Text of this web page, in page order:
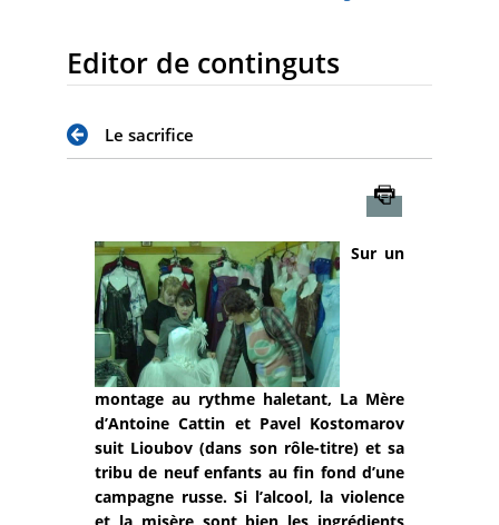
Editor de continguts
Le sacrifice
Sur un
montage au rythme haletant, La Mère
d’Antoine Cattin et Pavel Kostomarov
suit Lioubov (dans son rôle-titre) et sa
tribu de neuf enfants au fin fond d’une
campagne russe. Si l’alcool, la violence
et la misère sont bien les ingrédients